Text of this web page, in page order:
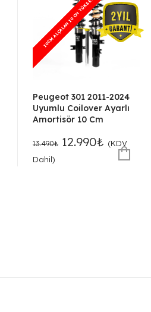
Peugeot 301 2011-2024
Uyumlu Coilover Ayarlı
Amortisör 10 Cm
13.490₺ Orijinal
12.990₺ Şu
andaki
(KDV
Dahil)